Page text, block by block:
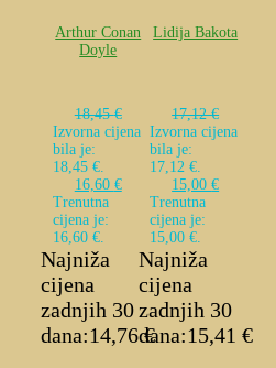
Arthur Conan
Doyle
18,45€
Izvorna cijena
bila je:
18,45 €.
16,60 €
Trenutna
cijena je:
16,60 €.
Najniža
cijena
zadnjih 30
dana:14,76€
Lidija Bakota
17,12€
Izvorna cijena
bila je:
17,12 €.
15,00€
Trenutna
cijena je:
15,00 €.
Najniža
cijena
zadnjih 30
dana:15,41 €